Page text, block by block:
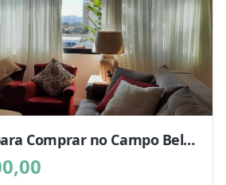
Comprar no Campo Belo,